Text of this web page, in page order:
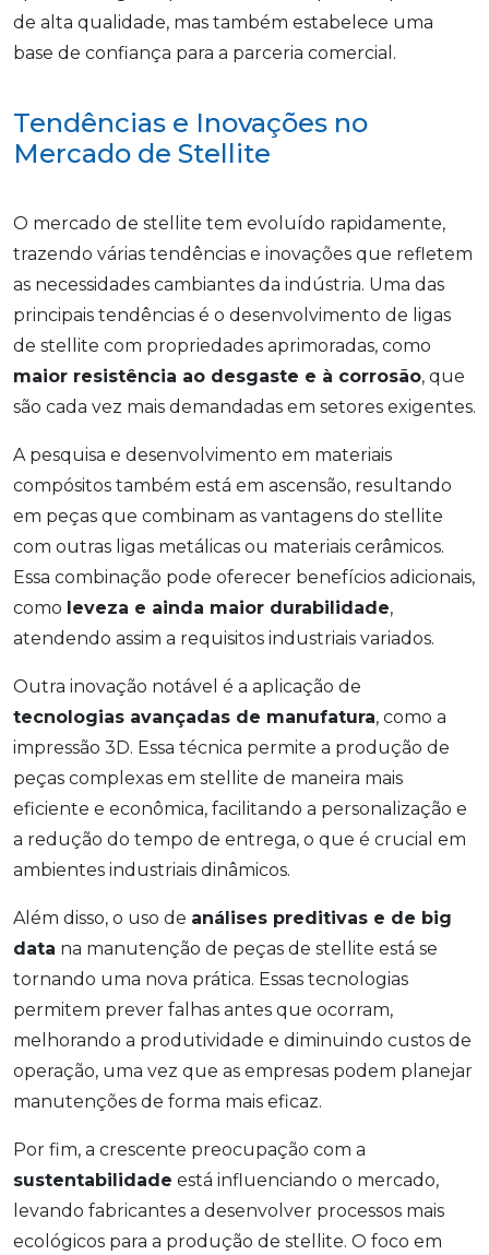
de alta qualidade, mas também estabelece uma
base de confiança para a parceria comercial.
Tendências e Inovações no
Mercado de Stellite
O mercado de stellite tem evoluído rapidamente,
trazendo várias tendências e inovações que refletem
as necessidades cambiantes da indústria. Uma das
principais tendências é o desenvolvimento de ligas
de stellite com propriedades aprimoradas, como
maior resistência ao desgaste e à corrosão, que
são cada vez mais demandadas em setores exigentes.
A pesquisa e desenvolvimento em materiais
compósitos também está em ascensão, resultando
em peças que combinam as vantagens do stellite
com outras ligas metálicas ou materiais cerâmicos.
Essa combinação pode oferecer benefícios adicionais,
como leveza e ainda maior durabilidade,
atendendo assim a requisitos industriais variados.
Outra inovação notável é a aplicação de
tecnologias avançadas de manufatura, como a
impressão 3D. Essa técnica permite a produção de
peças complexas em stellite de maneira mais
eficiente e econômica, facilitando a personalização e
a redução do tempo de entrega, o que é crucial em
ambientes industriais dinâmicos.
Além disso, o uso de análises preditivas e de big
data na manutenção de peças de stellite está se
tornando uma nova prática. Essas tecnologias
permitem prever falhas antes que ocorram,
melhorando a produtividade e diminuindo custos de
operação, uma vez que as empresas podem planejar
manutenções de forma mais eficaz.
Por fim, a crescente preocupação com a
sustentabilidade está influenciando o mercado,
levando fabricantes a desenvolver processos mais
ecológicos para a produção de stellite. O foco em